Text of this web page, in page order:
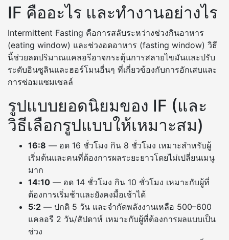
IF คืออะไร และทำงานอย่างไร
Intermittent Fasting คือการสลับระหว่างช่วงกินอาหาร
(eating window) และช่วงอดอาหาร (fasting window) วิธี
นี้ช่วยลดปริมาณแคลอรีอาจกระตุ้นการสลายไขมันและปรับ
ระดับอินซูลินและฮอร์โมนอื่นๆ ที่เกี่ยวข้องกับการอักเสบและ
การซ่อมแซมเซลล์
รูปแบบยอดนิยมของ IF (และ
วิธีเลือกรูปแบบให้เหมาะสม)
16:8 — อด 16 ชั่วโมง กิน 8 ชั่วโมง เหมาะสำหรับผู้
เริ่มต้นและคนที่ต้องการผลระยะยาวโดยไม่เปลี่ยนเมนู
มาก
14:10 — อด 14 ชั่วโมง กิน 10 ชั่วโมง เหมาะกับผู้ที่
ต้องการเริ่มช้าและยังคงมื้อเช้าได้
5:2 — ปกติ 5 วัน และจำกัดพลังงานเหลือ 500–600
แคลอรี 2 วัน/สัปดาห์ เหมาะกับผู้ที่ต้องการผลแบบเป็น
ช่วง